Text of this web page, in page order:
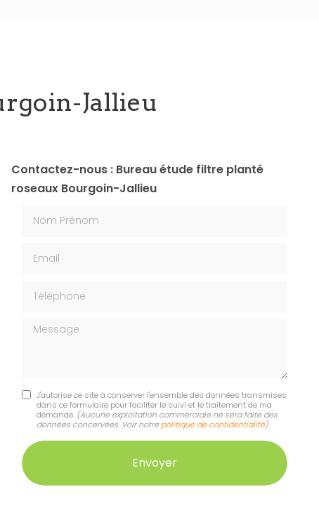
Jallieu
Contactez-nous : Bureau étude filtre planté
roseaux Bourgoin-Jallieu
Nom Prénom
Email
Téléphone
Message
J'autorise ce site à conserver l'ensemble des données transmises
dans ce formulaire pour faciliter le suivi et le traitement de ma
demande. (Aucune exploitation commerciale ne sera faite des
données concervées. Voir notre politique de confidentialité)